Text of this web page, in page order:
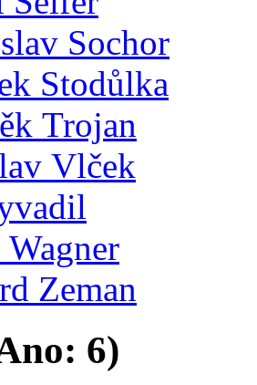
Sochor
Stodůlka
Trojan
Vlček
Wagner
Zeman
6)